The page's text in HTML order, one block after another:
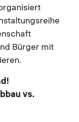
Bürger mit
vs.